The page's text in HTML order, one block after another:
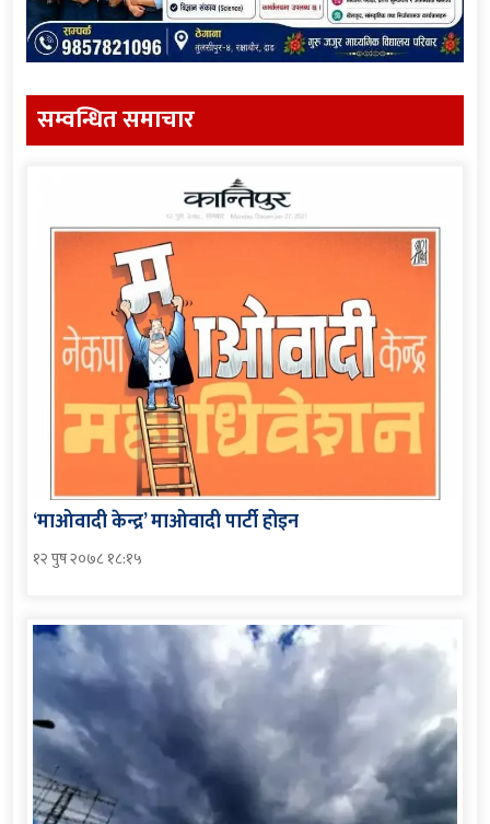
सम्वन्धित समाचार
‘माओवादी केन्द्र’ माओवादी पार्टी होइन
१२ पुष २०७८ १८:१५